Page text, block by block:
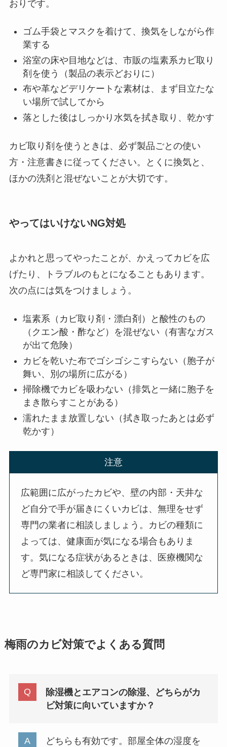
おりです。
ゴム手袋とマスクを着けて、換気をしながら作
業する
浴室の床や目地などは、市販の塩素系カビ取り
剤を使う（製品の表示どおりに）
布や革などデリケートな素材は、まず目立たな
い場所で試してから
落とした後はしっかり水気を拭き取り、乾かす
カビ取り剤を使うときは、必ず製品ごとの使い
方・注意書きに従ってください。とくに換気と、
ほかの洗剤と混ぜないことが大切です。
やってはいけないNG対処
よかれと思ってやったことが、かえってカビを広
げたり、トラブルのもとになることもあります。
次の点には気をつけましょう。
塩素系（カビ取り剤・漂白剤）と酸性のもの
（クエン酸・酢など）を混ぜない（有害なガス
が出て危険）
カビを乾いた布でゴシゴシこすらない（胞子が
舞い、別の場所に広がる）
掃除機でカビを吸わない（排気と一緒に胞子を
まき散らすことがある）
濡れたまま放置しない（拭き取ったあとは必ず
乾かす）
注意
広範囲に広がったカビや、壁の内部・天井な
ど自分で手が届きにくいカビは、無理をせず
専門の業者に相談しましょう。カビの種類に
よっては、健康面が気になる場合もありま
す。気になる症状があるときは、医療機関な
ど専門家に相談してください。
梅雨のカビ対策でよくある質問
除湿機とエアコンの除湿、どちらがカ
ビ対策に向いていますか？
どちらも有効です。部屋全体の湿度を